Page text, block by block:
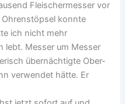
Fleischermesser vor
konnte
ich nicht mehr
lebt. Messer um Messer
übernächtigte Ober-
verwendet hätte. Er